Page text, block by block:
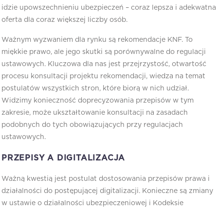
idzie upowszechnieniu ubezpieczeń – coraz lepsza i adekwatna
oferta dla coraz większej liczby osób.
Ważnym wyzwaniem dla rynku są rekomendacje KNF. To
miękkie prawo, ale jego skutki są porównywalne do regulacji
ustawowych. Kluczowa dla nas jest przejrzystość, otwartość
procesu konsultacji projektu rekomendacji, wiedza na temat
postulatów wszystkich stron, które biorą w nich udział.
Widzimy konieczność doprecyzowania przepisów w tym
zakresie, może ukształtowanie konsultacji na zasadach
podobnych do tych obowiązujących przy regulacjach
ustawowych.
PRZEPISY A DIGITALIZACJA
Ważną kwestią jest postulat dostosowania przepisów prawa i
działalności do postępującej digitalizacji. Konieczne są zmiany
w ustawie o działalności ubezpieczeniowej i Kodeksie